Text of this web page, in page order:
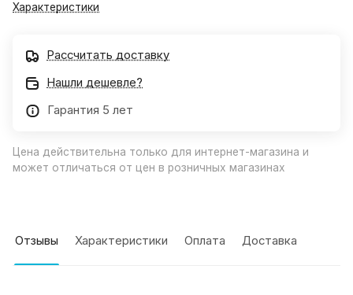
Характеристики
Рассчитать доставку
Нашли дешевле?
Гарантия 5 лет
Цена действительна только для интернет-магазина и
может отличаться от цен в розничных магазинах
Отзывы Характеристики Оплата Доставка